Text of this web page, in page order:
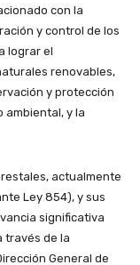
con la
y control de los
lograr el
renovables,
y protección
ambiental, y la
actualmente
Ley 854), y sus
significativa
través de la
General de